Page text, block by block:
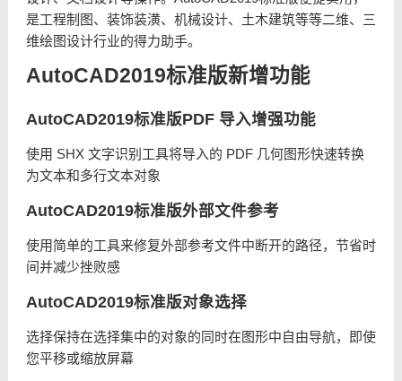
是工程制图、装饰装潢、机械设计、土木建筑等等二维、三
维绘图设计行业的得力助手。
AutoCAD2019标准版新增功能
AutoCAD2019标准版PDF 导入增强功能
使用 SHX 文字识别工具将导入的 PDF 几何图形快速转换
为文本和多行文本对象
AutoCAD2019标准版外部文件参考
使用简单的工具来修复外部参考文件中断开的路径，节省时
间并减少挫败感
AutoCAD2019标准版对象选择
选择保持在选择集中的对象的同时在图形中自由导航，即使
您平移或缩放屏幕